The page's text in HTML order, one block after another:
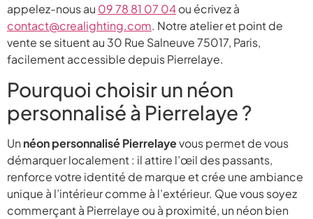
appelez-nous au 09 78 81 07 04ou écrivez à
contact@crealighting.com. Notre atelier et point de
vente se situent au 30 Rue Salneuve 75017, Paris,
facilement accessible depuis Pierrelaye.
Pourquoi choisir un néon
personnalisé à Pierrelaye ?
Un néon personnalisé Pierrelayevous permet de vous
démarquer localement : il attire l’œil des passants,
renforce votre identité de marque et crée une ambiance
unique à l’intérieur comme à l’extérieur. Que vous soyez
commerçant à Pierrelaye ou à proximité, un néon bien